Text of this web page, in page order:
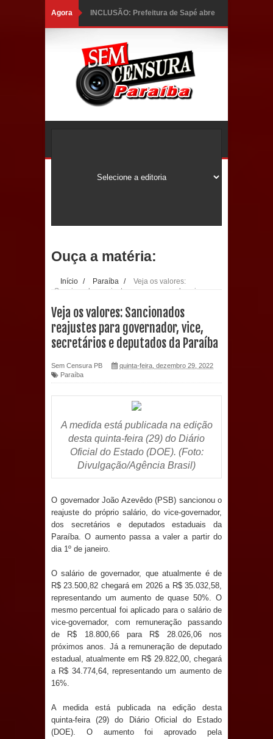
Agora INCLUSÃO: Prefeitura de Sapé abre
Social; veja documentação
necessária!
com a saúde bucal em Marí
PDT da Paraíba faz reunião
preparativa para convenção estadual
Prefeitura de Sapé paga salários
dentro do mês trabalhado e injeta R$
12 milhões na economia
para preservar tamarindeiro e
revitalizar Memorial Augusto dos
Anjos
O verdadeiro oxigênio do Estado
Democrático de Direito – Bacharela
aborda de maneira inédita no mundo
jurídico brasileiro, temas polêmicos;
Prefeitura de Sapé promove
campanha Julho Neon com ações de
Ouça a matéria:
Início / Paraíba /
Veja os valores:
Sancionados reajustes para governador, vice,
Veja os valores: Sancionados
reajustes para governador, vice,
secretários e deputados da Paraíba
Sem Censura PB
quinta-feira, dezembro 29, 2022
Paraíba
A medida está publicada na edição
desta quinta-feira (29) do Diário
Oficial do Estado (DOE). (Foto:
Divulgação/Agência Brasil)
O governador João Azevêdo (PSB) sancionou o
reajuste do próprio salário, do vice-governador,
dos secretários e deputados estaduais da
Paraíba. O aumento passa a valer a partir do
dia 1º de janeiro.
O salário de governador, que atualmente é de
R$ 23.500,82 chegará em 2026 a R$ 35.032,58,
representando um aumento de quase 50%. O
mesmo percentual foi aplicado para o salário de
vice-governador, com remuneração passando
de R$ 18.800,66 para R$ 28.026,06 nos
próximos anos. Já a remuneração de deputado
estadual, atualmente em R$ 29.822,00, chegará
a R$ 34.774,64, representando um aumento de
16%.
A medida está publicada na edição desta
quinta-feira (29) do Diário Oficial do Estado
(DOE). O aumento foi aprovado pela